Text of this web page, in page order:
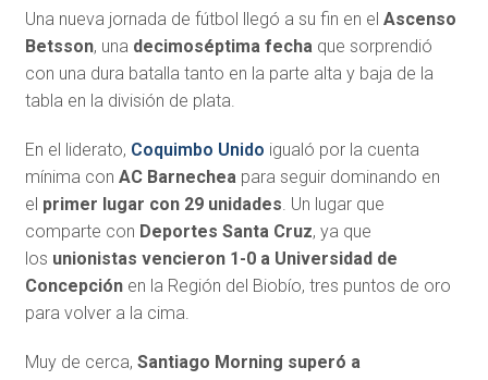
Una nueva jornada de fútbol llegó a su fin en el Ascenso
Betsson, una decimoséptima fechaque sorprendió
con una dura batalla tanto en la parte alta y baja de la
tabla en la división de plata.
En el liderato, Coquimbo Unido igualó por la cuenta
mínima con AC Barnecheapara seguir dominando en
el primer lugar con 29 unidades. Un lugar que
comparte con Deportes Santa Cruz, ya que
los unionistas vencieron 1-0 a Universidad de
Concepciónen la Región del Biobío, tres puntos de oro
para volver a la cima.
Muy de cerca, Santiago Morning superó a